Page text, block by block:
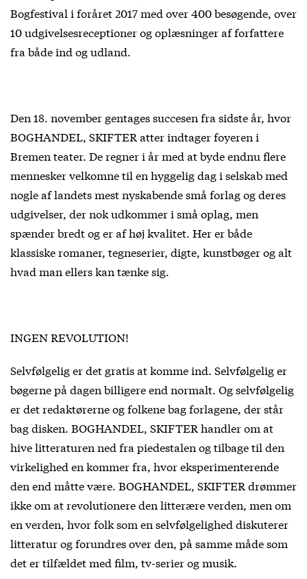
Bogfestival i foråret 2017 med over 400 besøgende, over
10 udgivelsesreceptioner og oplæsninger af forfattere
fra både ind og udland.
Den 18. november gentages succesen fra sidste år, hvor
BOGHANDEL, SKIFTER atter indtager foyeren i
Bremen teater. De regner i år med at byde endnu flere
mennesker velkomne til en hyggelig dag i selskab med
nogle af landets mest nyskabende små forlag og deres
udgivelser, der nok udkommer i små oplag, men
spænder bredt og er af høj kvalitet. Her er både
klassiske romaner, tegneserier, digte, kunstbøger og alt
hvad man ellers kan tænke sig.
INGEN REVOLUTION!
Selvfølgelig er det gratis at komme ind. Selvfølgelig er
bøgerne på dagen billigere end normalt. Og selvfølgelig
er det redaktørerne og folkene bag forlagene, der står
bag disken. BOGHANDEL, SKIFTER handler om at
hive litteraturen ned fra piedestalen og tilbage til den
virkelighed en kommer fra, hvor eksperimenterende
den end måtte være. BOGHANDEL, SKIFTER drømmer
ikke om at revolutionere den litterære verden, men om
en verden, hvor folk som en selvfølgelighed diskuterer
litteratur og forundres over den, på samme måde som
det er tilfældet med film, tv-serier og musik.